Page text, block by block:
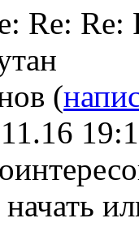
Re:
(
начать